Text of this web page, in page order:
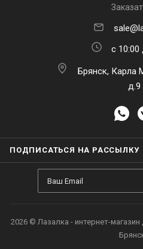
с 10:00
Брянск, Карла
д.9
ПОДПИСАТЬСЯ НА РАССЫЛКУ
2026 © Лазалка - интернет-